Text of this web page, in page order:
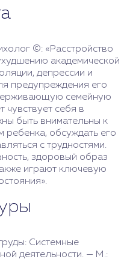
©: «Расстройство
академической
депрессии и
предупреждения его
семейную
чувствует себя в
быть внимательны к
ребенка, обсуждать его
с трудностями.
здоровый образ
играют ключевую
Системные
деятельности. — М.: